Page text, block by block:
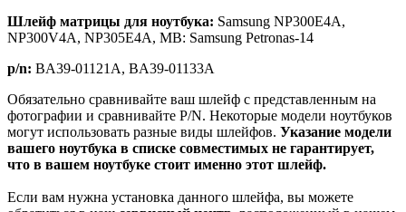
Шлейф матрицы для ноутбука: Samsung NP300E4A,
NP300V4A, NP305E4A, MB: Samsung Petronas-14
p/n: BA39-01121A, BA39-01133A
Обязательно сравнивайте ваш шлейф с представленным на
фотографии и сравнивайте P/N. Некоторые модели ноутбуков
могут использовать разные виды шлейфов. Указание модели
вашего ноутбука в списке совместимых не гарантирует,
что в вашем ноутбуке стоит именно этот шлейф.
Если вам нужна установка данного шлейфа, вы можете